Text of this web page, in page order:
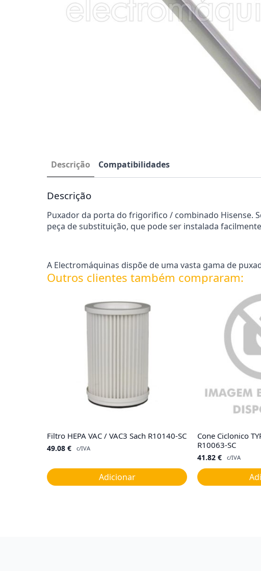
Descrição Compatibilidades
Descrição
Puxador da porta do frigorifico / combinado Hisense.
peça de substituição, que pode ser instalada
A Electromáquinas dispõe de uma vasta gama de
Outros clientes também compraram:
Filtro HEPA VAC / VAC3 Sach R10140-SC
49.08 € c/IVA
Adicionar
Cone Ciclonico
R10063-SC
41.82 € c/IVA